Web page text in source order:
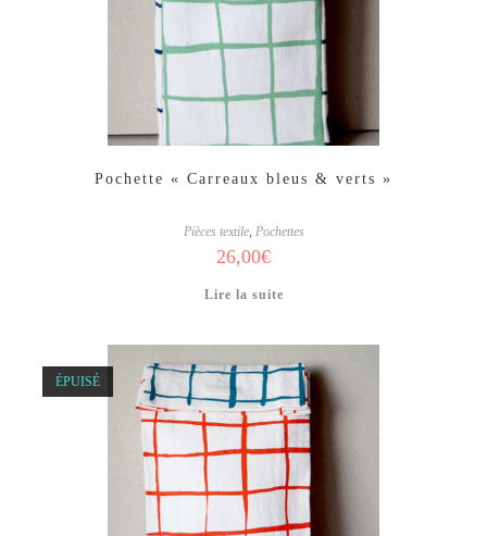
Pochette « Carreaux bleus & verts »
Pièces textile, Pochettes
26,00€
Lire la suite
ÉPUISÉ